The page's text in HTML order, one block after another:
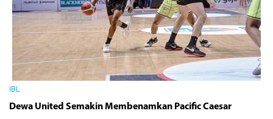
IBL
Dewa United Semakin Membenamkan Pacific Caesar